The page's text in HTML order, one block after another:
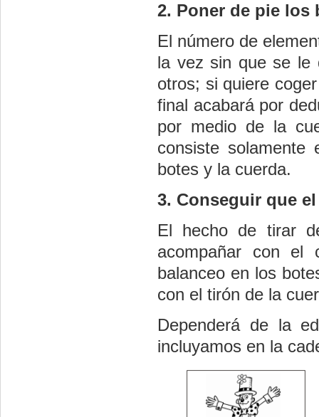
2. Poner de pie los
El número de
la vez sin que se le
otros; si quiere
final acabará por
por medio de la
consiste
botes y la cuerda.
3. Conseguir que
El hecho de tirar
acompañar con el
balanceo en los
con el tirón de la
Dependerá de la
incluyamos en la